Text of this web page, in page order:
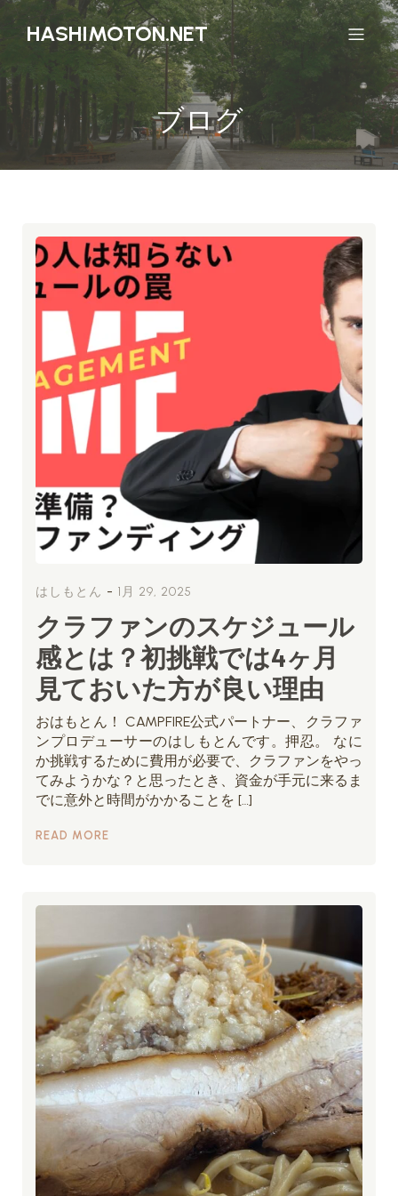
HASHIMOTON.NET
ブログ
はしもとん - 1月 29, 2025
クラファンのスケジュール
感とは？初挑戦では4ヶ月
見ておいた方が良い理由
おはもとん！ CAMPFIRE公式パートナー、クラファ
ンプロデューサーのはしもとんです。押忍。 なに
か挑戦するために費用が必要で、クラファンをやっ
てみようかな？と思ったとき、資金が手元に来るま
でに意外と時間がかかることを […]
READ MORE